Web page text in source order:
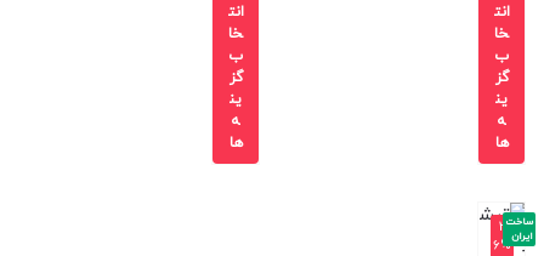
انت
خا
ب
گز
ین
ه
ها
انت
خا
ب
گز
ین
ه
ها
-3
6%
ساخت
ایران